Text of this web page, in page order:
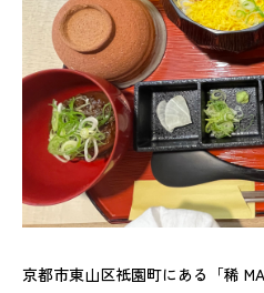
京都市東山区祇園町にある「稀